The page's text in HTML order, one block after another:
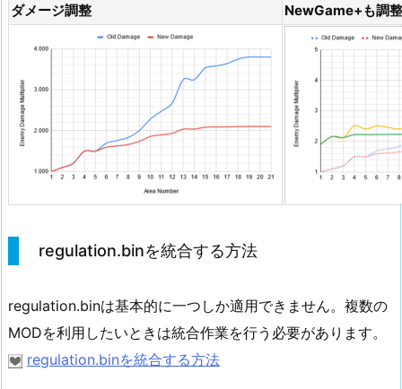
ダメージ調整 NewGame+も調
regulation.binを統合する方法
regulation.binは基本的に一つしか適用できません。複数の
MODを利用したいときは統合作業を行う必要があります。
regulation.binを統合する方法